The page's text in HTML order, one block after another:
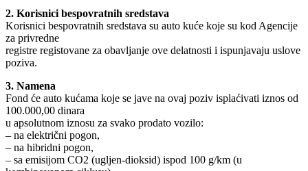
2. Korisnici bespovratnih sredstava
Korisnici bespovratnih sredstava su auto kuće koje su kod Agencije
za privredne
registre registovane za obavljanje ove delatnosti i ispunjavaju uslove
poziva.
3. Namena
Fond će auto kućama koje se jave na ovaj poziv isplaćivati iznos od
100.000,00 dinara
u apsolutnom iznosu za svako prodato vozilo:
– na električni pogon,
– na hibridni pogon,
– sa emisijom CO2 (ugljen-dioksid) ispod 100 g/km (u